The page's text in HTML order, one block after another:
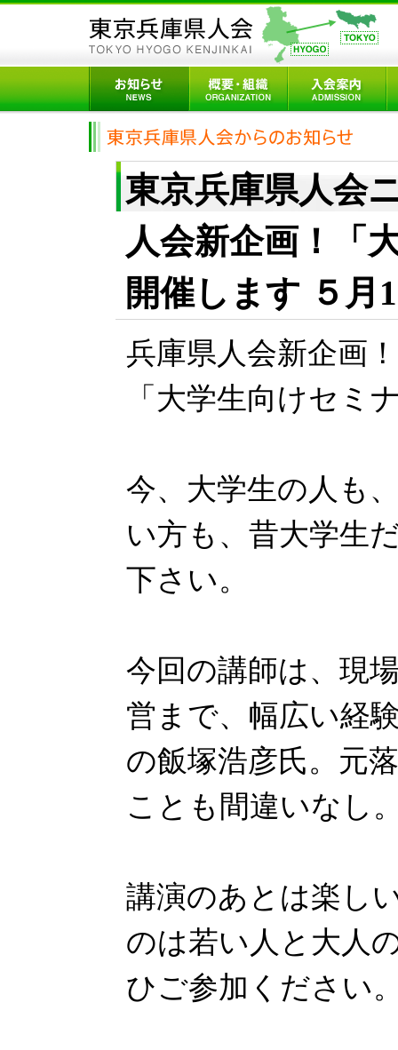
東京兵庫県人会
人会新企画！「
開催します ５月
兵庫県人会新企画！
「大学生向けセミ
今、大学生の人も
い方も、昔大学生
下さい。
今回の講師は、現
営まで、幅広い経
の飯塚浩彦氏。元
ことも間違いなし
講演のあとは楽し
のは若い人と大人
ひご参加ください